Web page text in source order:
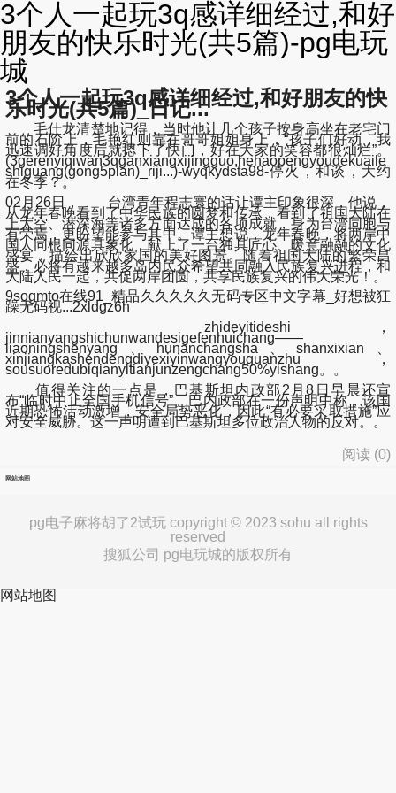
3个人一起玩3q感详细经过,和好
朋友的快乐时光(共5篇)-pg电玩
城
3个人一起玩3q感详细经过,和好朋友的快
乐时光(共5篇)_日记...
毛仕龙清楚地记得，当时他让几个孩子按身高坐在老宅门
前的石阶上，毛艳红则靠在哥哥姐姐身上，“孩子们好动，我
迅速调好角度后就摁下了快门，好在大家的笑容都很灿烂”。
(3gerenyiqiwan3qganxiangxijingguo,hehaopengyoudekuaile
shiguang(gong5pian)_riji...)-wyqkydsta98-停火，和谈，大约
在冬季？。
02月26日， 台湾青年程志寰的话让谭主印象很深，他说，
从龙年春晚看到了中华民族的圆梦和传承，看到了祖国大陆在
上太空、潜深海等诸多方面达成的各项成就，身为台湾同胞与
有荣焉，更盼望能参与其中。谭主想说，龙年春晚，将两岸中
国人同根同源具象化，献上了一台独具匠心、暖意融融的文化
盛宴，描绘出欣欣家国的美好图景。随着祖国大陆的繁荣昌
盛，必将有越来越多岛内民众希望共同融入民族复兴进程，和
大陆人民一起，共促两岸团圆，共享民族复兴的伟大荣光！。
9sogmto在线91_精品久久久久久无码专区中文字幕_好想被狂
躁无码视...2xldgz6h
zhideyitideshi，
jinnianyangshichunwandesigefenhuichang——
liaoningshenyang、hunanchangsha、shanxixian、
xinjiangkashendengdiyexiyinwangyouguanzhu，
sousuoredubiqianyitianjunzengchang50%yishang。。
值得关注的一点是，巴基斯坦内政部2月8日早晨还宣
布“临时中止全国手机信号”。巴内政部在一份声明中称，该国
近期恐怖活动激增，安全局势恶化，因此“有必要采取措施”应
对安全威胁。这一声明遭到巴基斯坦多位政治人物的反对。。
阅读 (0)
网站地图
pg电子麻将胡了2试玩 copyright © 2023 sohu all rights
reserved
搜狐公司 pg电玩城的版权所有
网站地图